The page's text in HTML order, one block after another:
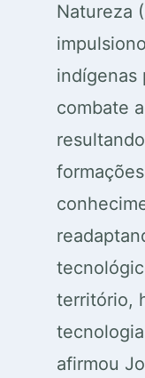
Natureza
indígenas
combate
território,
afirmou